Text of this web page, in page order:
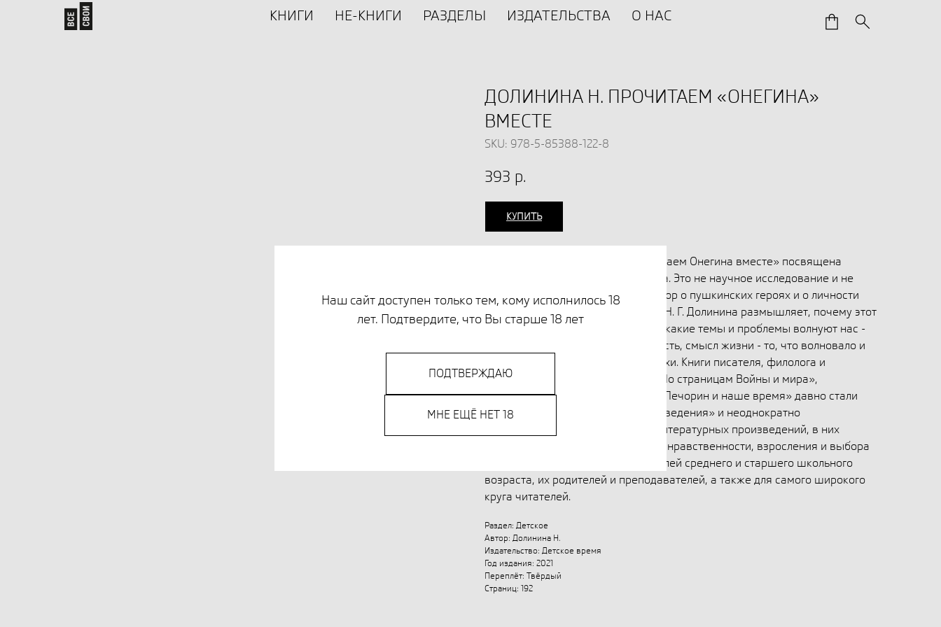
КНИГИ НЕ-КНИГИ РАЗДЕЛЫ ИЗДАТЕЛЬСТВА О НАС
Наш сайт доступен только тем, кому исполнилось 18
лет. Подтвердите, что Вы старше 18 лет
ПОДТВЕРЖДАЮ
МНЕ ЕЩЁ НЕТ 18
ДОЛИНИНА Н. ПРОЧИТАЕМ «ОНЕГИНА»
ВМЕСТЕ
SKU: 978-5-85388-122-8
393 р.
КУПИТЬ
Книга Натальи Долининой «Прочитаем Онегина вместе» посвящена
знаменитому роману А. С. Пушкина. Это не научное исследование и не
комментарий, а свободный разговор о пушкинских героях и о личности
самого поэта. Вместе с читателем Н. Г. Долинина размышляет, почему этот
роман так важен для нас сегодня, какие темы и проблемы волнуют нас -
дружба и любовь, эгоизм и честность, смысл жизни - то, что волновало и
будет волновать людей во все эпохи. Книги писателя, филолога и
литературоведа Н. Г. Долининой «По страницам Войны и мира»,
«Предисловие к Достоевскому», «Печорин и наше время» давно стали
классикой «школьного литературоведения» и неоднократно
переиздавались. Кроме анализа литературных произведений, в них
затрагиваются темы духовности и нравственности, взросления и выбора
жизненных ценностей. Для читателей среднего и старшего школьного
возраста, их родителей и преподавателей, а также для самого широкого
круга читателей.
Раздел: Детское
Автор: Долинина Н.
Издательство: Детское время
Год издания: 2021
Переплёт: Твёрдый
Страниц: 192